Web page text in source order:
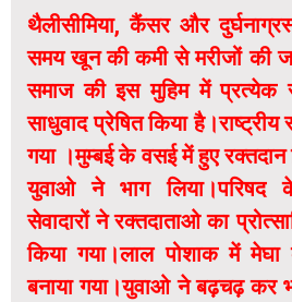
थैलीसीमिया, कैंसर और
समय खून की कमी से मरीजों की
समाज की इस मुहिम में प्रत्येक
साधुवाद प्रेषित किया
गया ।मुम्बई के वसई में हुए
युवाओ ने भाग लिया।परिषद
सेवादारों ने रक्तदाताओ का
किया गया।लाल पोशाक में मेघा
बनाया गया।युवाओ ने बढ़चढ़ कर